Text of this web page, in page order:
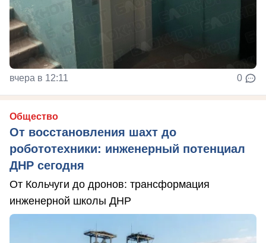
вчера в 12:11 0
Общество
От восстановления шахт до
робототехники: инженерный потенциал
ДНР сегодня
От Кольчуги до дронов: трансформация
инженерной школы ДНР